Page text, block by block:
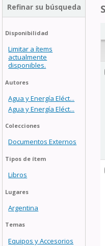
Refinar su búsqueda
Disponibilidad
Limitar a ítems
actualmente
disponibles.
Autores
Agua y Energía Eléct...
Agua y Energía Eléct...
Colecciones
Documentos Externos
Tipos de ítem
Libros
Lugares
Argentina
Temas
Equipos y Accesorios